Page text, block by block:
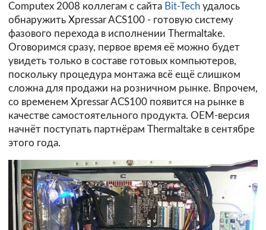
Computex 2008 коллегам с сайта Bit-Tech удалось
обнаружить Xpressar ACS100 - готовую систему
фазового перехода в исполнении Thermaltake.
Оговоримся сразу, первое время её можно будет
увидеть только в составе готовых компьютеров,
поскольку процедура монтажа всё ещё слишком
сложна для продажи на розничном рынке. Впрочем,
со временем Xpressar ACS100 появится на рынке в
качестве самостоятельного продукта. OEM-версия
начнёт поступать партнёрам Thermaltake в сентябре
этого года.